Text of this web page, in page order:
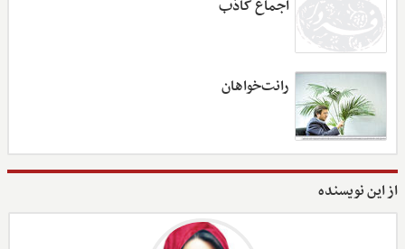
اجماع کاذب
رانت‌خواهان
از این نویسنده